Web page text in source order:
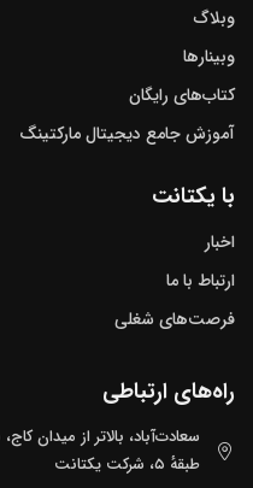
وبلاگ
وبینارها
کتاب‌های رایگان
آموزش جامع دیجیتال مارکتینگ
با یکتانت
اخبار
ارتباط با ما
فرصت‌های شغلی
راه‌های ارتباطی
طبقهٔ ۵، شرکت یکتانت